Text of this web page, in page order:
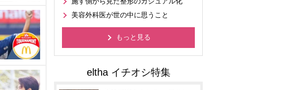
美容外科医が世の中に思うこと
もっと見る